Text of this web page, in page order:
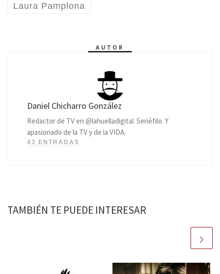
Laura Pamplona
AUTOR
Daniel Chicharro González
Redactor de TV en @lahuelladigital. Seriéfilo. Y
apasionado de la TV y de la VIDA.
43 ENTRADAS
TAMBIÉN TE PUEDE INTERESAR